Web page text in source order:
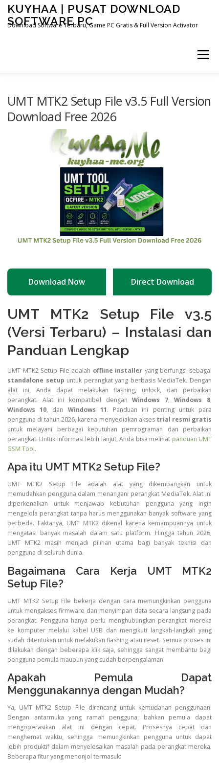
Skip
content
KUYHAA | PUSAT DOWNLOAD
SOFTWARE PC
Download Software Terbaru, Game PC Gratis & Full Version Activator
Menu
OTHER PAGES
UMT MTK2 Setup File v3.5 Full Version
Download Free 2026
Download Now Direct Download
UMT MTK2 Setup File v3.5
(Versi Terbaru) – Instalasi dan
Panduan Lengkap
UMT MTK2 Setup File adalah offline installer yang berfungsi sebagai
standalone setup untuk perangkat yang berbasis MediaTek. Dengan
alat ini, Anda dapat melakukan flashing, unlock, dan perbaikan
perangkat. Alat ini kompatibel denganWindows 7,Windows 8,
Windows 10, dan Windows 11. Panduan ini penting untuk para
pengguna di tahun 2026, karena menyediakan akses trial resmi gratis
untuk melayani berbagai kebutuhan pemrograman dan perbaikan
perangkat. Untuk informasi lebih lanjut, Anda bisa melihat panduan UMT
GSM Tool.
Apa itu UMT MTK2 Setup File?
UMT MTK2 Setup File adalah alat yang dikembangkan untuk
memudahkan pengguna dalam menangani perangkat MediaTek. Alat ini
diperkenalkan untuk menjawab kebutuhan pengguna yang ingin
mengelola perangkat tanpa harus menggunakan banyak software yang
berbeda. Faktanya, UMT MTK2 dikenal karena kemampuannya untuk
mengatasi banyak masalah dalam satu platform. Hingga tahun 2026,
UMT MTK2 masih menjadi pilihan utama bagi banyak teknisi dan
pengguna di seluruh dunia.
Bagaimana Cara Kerja UMT MTK2
Setup File?
UMT MTK2 Setup File bekerja dengan cara memungkinkan pengguna
untuk mengakses firmware dan menyimpan data secara langsung pada
perangkat. Pengguna hanya perlu menghubungkan perangkat mereka
ke komputer melalui kabel USB dan mengikuti langkah-langkah yang
sudah ditentukan untuk melakukan flashing atau reset. Semua proses ini
dilakukan dengan beberapa klik saja, sehingga sangat membantu bagi
pengguna pemula maupun yang sudah berpengalaman.
Apakah Pemula Dapat
Menggunakannya dengan Mudah?
Ya, UMT MTK2 Setup File dirancang untuk kemudahan penggunaan.
Dengan antarmuka yang ramah pengguna, bahkan pemula dapat
mengoperasikan alat ini dengan cepat. Prosesnya cepat dan
menghemat waktu, sehingga memungkinkan pengguna untuk dapat
lebih produktif dalam menyelesaikan masalah pada perangkat mereka.
Beberapa fitur yang menonjol termasuk: